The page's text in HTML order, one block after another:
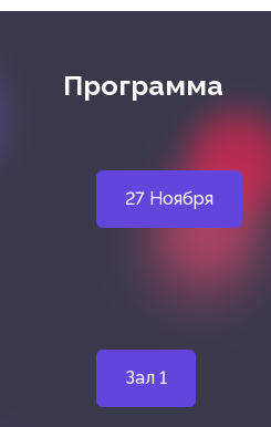
Программа
27 Ноября
Зал 1